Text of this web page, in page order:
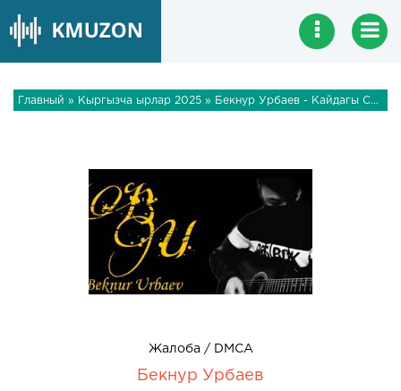
Главный » Кыргызча ырлар 2025 » Бекнур Урбаев - Кайдагы Сүйүү
Жалоба / DMCA
Бекнур Урбаев